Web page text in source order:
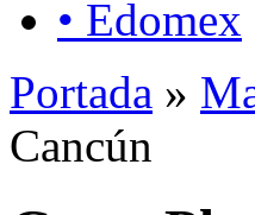
• Edomex
Portada »
Cancún